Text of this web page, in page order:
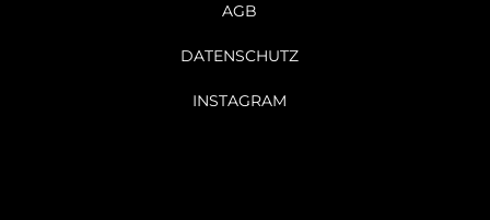
AGB
DATENSCHUTZ
INSTAGRAM